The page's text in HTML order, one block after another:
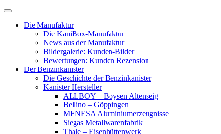
Skip
contentDie Manufaktur
Die KaniBox-Manufaktur
News aus der Manufaktur
Bildergalerie: Kunden-Bilder
Bewertungen: Kunden Rezension
Der Benzinkanister
Die Geschichte der Benzinkanister
Kanister Hersteller
ALLBOY – Boysen Altenseig
Bellino – Göppingen
MENESA Aluminiumerzeugnisse
Siegas Metallwarenfabrik
Thale – Eisenhüttenwerk